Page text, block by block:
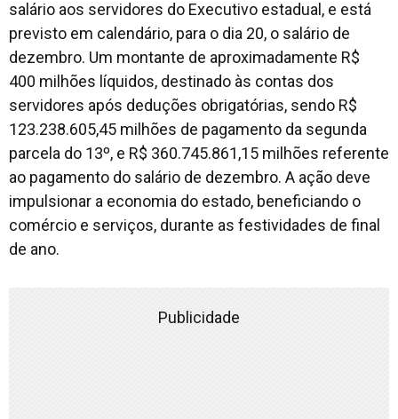
salário aos servidores do Executivo estadual, e está
previsto em calendário, para o dia 20, o salário de
dezembro. Um montante de aproximadamente R$
400 milhões líquidos, destinado às contas dos
servidores após deduções obrigatórias, sendo R$
123.238.605,45 milhões de pagamento da segunda
parcela do 13º, e R$ 360.745.861,15 milhões referente
ao pagamento do salário de dezembro. A ação deve
impulsionar a economia do estado, beneficiando o
comércio e serviços, durante as festividades de final
de ano.
Publicidade